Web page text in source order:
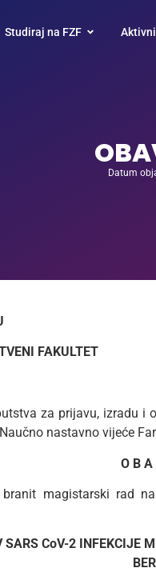
Studiraj na FZF
Datum
FAKULTET
za prijavu, izradu
nastavno vijeće
O B
magistarski rad
CoV-2 INFEKCIJE